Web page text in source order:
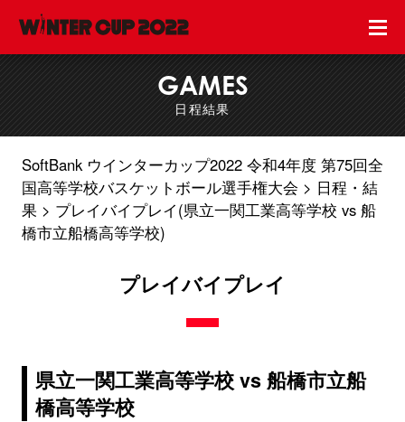
GAMES
日程結果
SoftBank ウインターカップ2022 令和4年度 第75回全
国高等学校バスケットボール選手権大会
日程・結
果
プレイバイプレイ(県立一関工業高等学校 vs 船
橋市立船橋高等学校)
プレイバイプレイ
県立一関工業高等学校 vs 船橋市立船
橋高等学校